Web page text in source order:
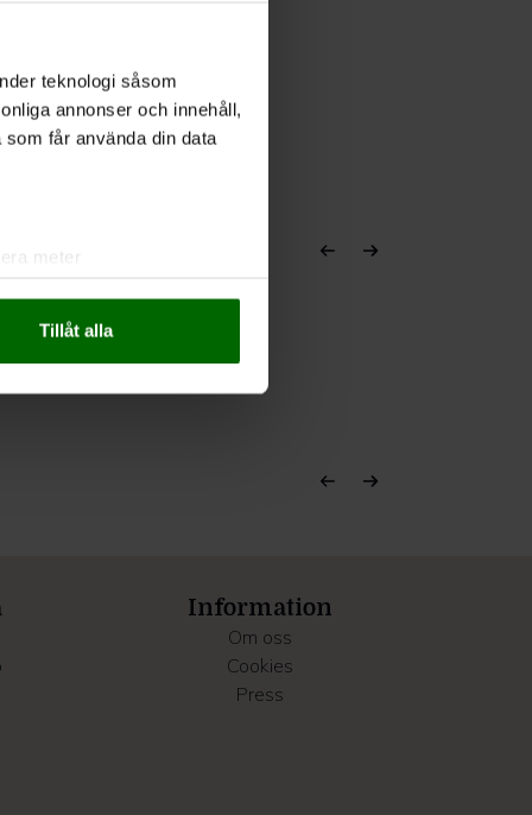
teknologi såsom
annonser och innehåll,
får använda din data
meter
Tillåt alla
Information
Om oss
Cookies
Press